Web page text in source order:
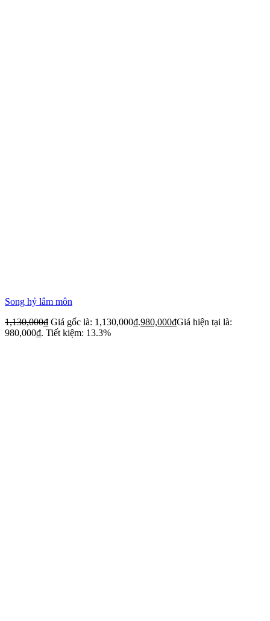
Song hỷ lâm môn
1,130,000₫ Giá gốc là: 1,130,000₫.980,000₫Giá hiện tại là:
980,000₫. Tiết kiệm: 13.3%